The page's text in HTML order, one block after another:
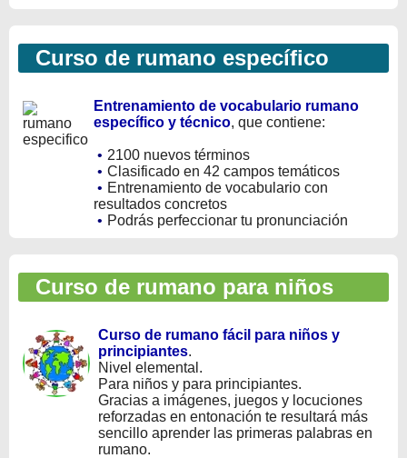
Curso de rumano específico
Entrenamiento de vocabulario rumano
específico y técnico, que contiene:
• 2100 nuevos términos
• Clasificado en 42 campos temáticos
• Entrenamiento de vocabulario con
resultados concretos
• Podrás perfeccionar tu pronunciación
Curso de rumano para niños
Curso de rumano fácil para niños y
principiantes.
Nivel elemental.
Para niños y para principiantes.
Gracias a imágenes, juegos y locuciones
reforzadas en entonación te resultará más
sencillo aprender las primeras palabras en
rumano.